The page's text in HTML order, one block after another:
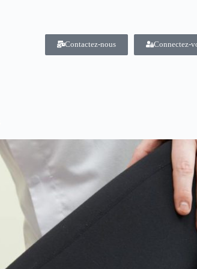
Contactez-nous Connectez-